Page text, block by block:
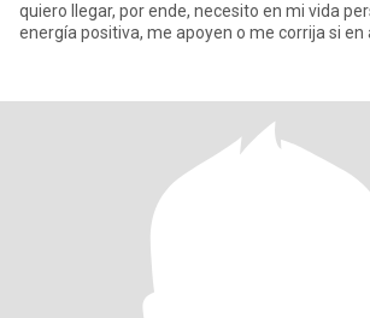
quiero llegar, por ende, necesito en mi vida
energía positiva, me apoyen o me corrija si